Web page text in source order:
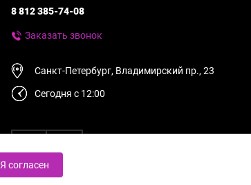
8 812 385-74-08
Заказать звонок
Санкт-Петербург, Владимирский пр., 23
Сегодня с 12:00
Я согласен